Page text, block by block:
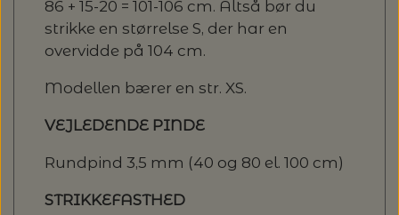
86 + 15-20 = 101-106 cm. Altså bør du
strikke en størrelse S, der har en
overvidde på 104 cm.
Modellen bærer en str. XS.
VEJLEDENDE PINDE
Rundpind 3,5 mm (40 og 80 el. 100 cm)
STRIKKEFASTHED